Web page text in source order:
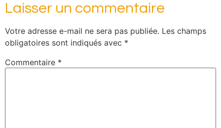
Laisser un commentaire
Votre adresse e-mail ne sera pas publiée. Les champs
obligatoires sont indiqués avec *
Commentaire *